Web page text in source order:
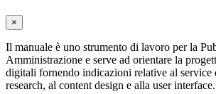
×
Il manuale è uno strumento di lavoro per la
Amministrazione e serve ad orientare la
digitali fornendo indicazioni relative al service
research, al content design e alla user interface.